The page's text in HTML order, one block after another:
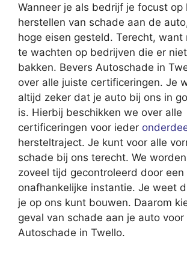
Wanneer je als bedrijf je focust op
herstellen van schade aan de
hoge eisen gesteld. Terecht, want
te wachten op bedrijven die er
bakken. Bevers Autoschade in
over alle juiste certificeringen. Je
altijd zeker dat je auto bij ons in
is. Hierbij beschikken we over alle
certificeringen voor ieder
hersteltraject. Je kunt voor alle
schade bij ons terecht. We
zoveel tijd gecontroleerd door een
onafhankelijke instantie. Je weet
je op ons kunt bouwen. Daarom
geval van schade aan je auto voor
Autoschade in Twello.